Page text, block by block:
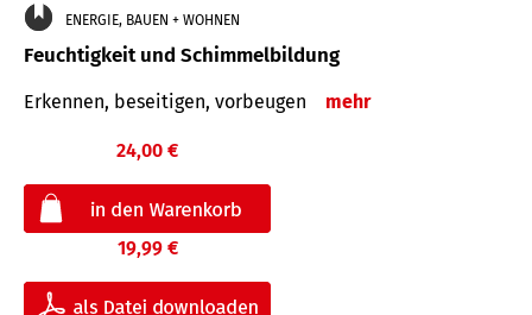
ENERGIE, BAUEN + WOHNEN
Feuchtigkeit und Schimmelbildung
Erkennen, beseitigen, vorbeugen mehr
24,00 €
19,99 €